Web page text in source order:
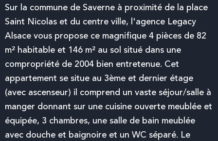
Sur la commune de Saverne à proximité de la place
Saint Nicolas et du centre ville, l'agence Legacy
Alsace vous propose ce magnifique 4 pièces de 82
m² habitable et 146 m² au sol situé dans une
compropriété de 2004 bien entretenue. Cet
appartement se situe au 3ème et dernier étage
(avec ascenseur) il comprend un vaste séjour/salle à
manger donnant sur une cuisine ouverte meublée et
équipée, 3 chambres, une salle de bain meublée
avec douche et baignoire et un WC séparé. Le